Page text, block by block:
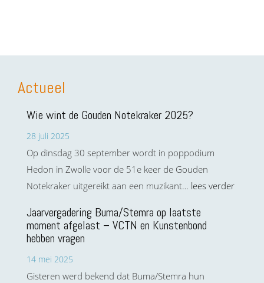
Actueel
Wie wint de Gouden Notekraker 2025?
28 juli 2025
Op dinsdag 30 september wordt in poppodium
Hedon in Zwolle voor de 51e keer de Gouden
Notekraker uitgereikt aan een muzikant… lees verder
Jaarvergadering Buma/Stemra op laatste
moment afgelast – VCTN en Kunstenbond
hebben vragen
14 mei 2025
Gisteren werd bekend dat Buma/Stemra hun